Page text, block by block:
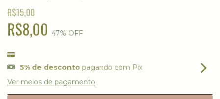
R$15,00
R$8,00 47% OFF
5% de desconto pagando com Pix
Ver meios de pagamento